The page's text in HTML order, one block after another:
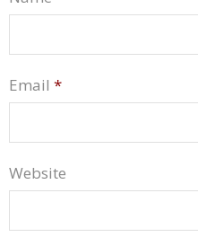
Email *
Website